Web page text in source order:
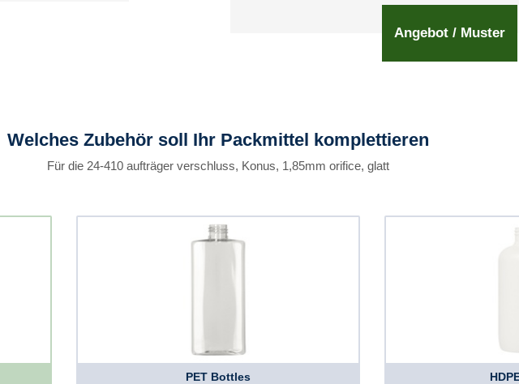
Angebot / Muster
Welches Zubehör soll Ihr Packmittel komplettieren
Für die 24-410 aufträger verschluss, Konus, 1,85mm orifice, glatt
PET Bottles